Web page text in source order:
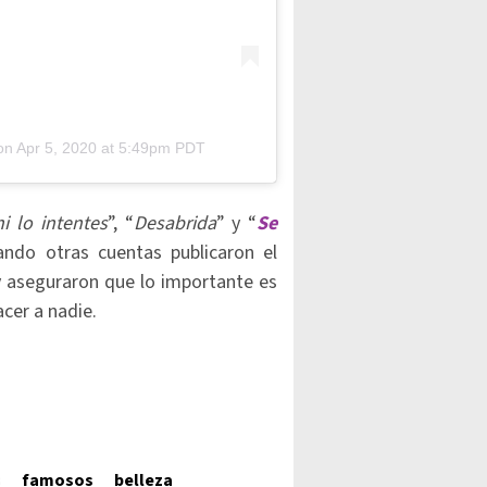
Apr 5, 2020 at 5:49pm PDT
lo intentes”, “Desabrida” y “Se
otras cuentas publicaron el
que lo importante es
a nadie.
famosos belleza